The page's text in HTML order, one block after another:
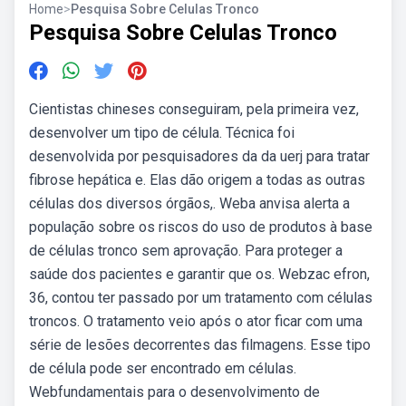
Home>Pesquisa Sobre Celulas Tronco
Pesquisa Sobre Celulas Tronco
Cientistas chineses conseguiram, pela primeira vez,
desenvolver um tipo de célula. Técnica foi
desenvolvida por pesquisadores da da uerj para tratar
fibrose hepática e. Elas dão origem a todas as outras
células dos diversos órgãos,. Weba anvisa alerta a
população sobre os riscos do uso de produtos à base
de células tronco sem aprovação. Para proteger a
saúde dos pacientes e garantir que os. Webzac efron,
36, contou ter passado por um tratamento com células
troncos. O tratamento veio após o ator ficar com uma
série de lesões decorrentes das filmagens. Esse tipo
de célula pode ser encontrado em células.
Webfundamentais para o desenvolvimento de